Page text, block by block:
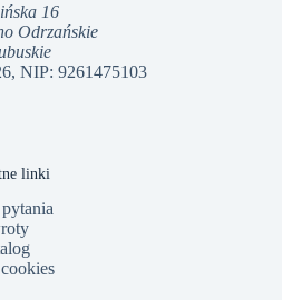
16
Odrzańskie
NIP: 9261475103
linki